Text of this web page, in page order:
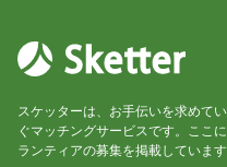
スケッターは、お手伝いを求めて
ぐマッチングサービスです。ここ
ランティアの募集を掲載しています